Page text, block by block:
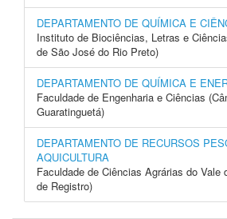
DEPARTAMENTO DE QUÍMICA E
Instituto de Biociências, Letras e
de São José do Rio Preto)
DEPARTAMENTO DE QUÍMICA E
Faculdade de Engenharia e Ciências
Guaratinguetá)
DEPARTAMENTO DE RECURSOS
AQUICULTURA
Faculdade de Ciências Agrárias do Vale
de Registro)